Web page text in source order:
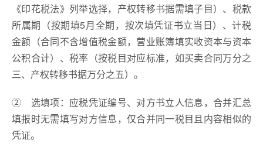
《印花税法》列举选择，产权转移书据需填子目）、税款
所属期（按期填5月全期，按次填凭证书立当日）、计税
金额（合同不含增值税金额，营业账簿填实收资本与资本
公积合计）、税率（按税目对应标准，如买卖合同万分之
三、产权转移书据万分之五）。
② 选填项：应税凭证编号、对方书立人信息，合并汇总
填报时无需填写对方信息，仅合并同一税目且内容相似的
凭证。